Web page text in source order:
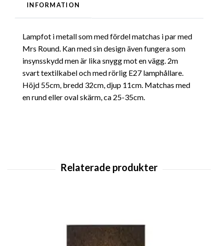
INFORMATION
Lampfot i metall som med fördel matchas i par med
Mrs Round. Kan med sin design även fungera som
insynsskydd men är lika snygg mot en vägg. 2m
svart textilkabel och med rörlig E27 lamphållare.
Höjd 55cm, bredd 32cm, djup 11cm. Matchas med
en rund eller oval skärm, ca 25-35cm.